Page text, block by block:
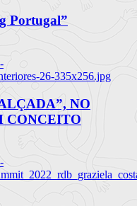
Portugal”
26-335x256.jpg
NO
CONCEITO